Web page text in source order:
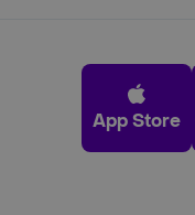
App Store